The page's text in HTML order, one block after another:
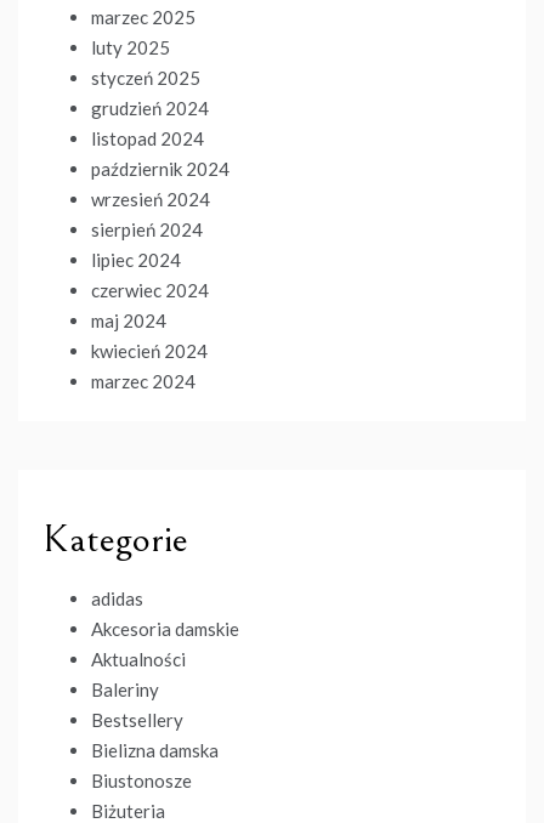
marzec 2025
luty 2025
styczeń 2025
grudzień 2024
listopad 2024
październik 2024
wrzesień 2024
sierpień 2024
lipiec 2024
czerwiec 2024
maj 2024
kwiecień 2024
marzec 2024
Kategorie
adidas
Akcesoria damskie
Aktualności
Baleriny
Bestsellery
Bielizna damska
Biustonosze
Biżuteria